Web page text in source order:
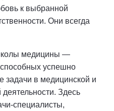
к выбранной
Они всегда
медицины —
способных успешно
задачи в медицинской и
деятельности. Здесь
специалисты,